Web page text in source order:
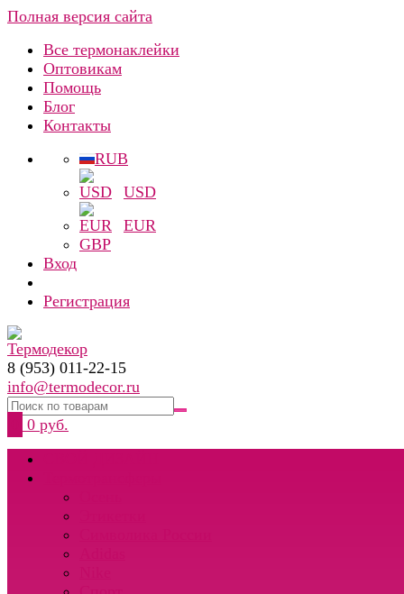
Полная версия сайта
Все термонаклейки
Оптовикам
Помощь
Блог
Контакты
RUB
USD
EUR
GBP
Вход
Регистрация
8 (953) 011-22-15
info@termodecor.ru
0 руб.